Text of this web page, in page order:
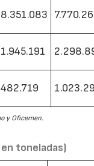
8.351.083
1.945.191
482.719
y Oficemen.
toneladas)